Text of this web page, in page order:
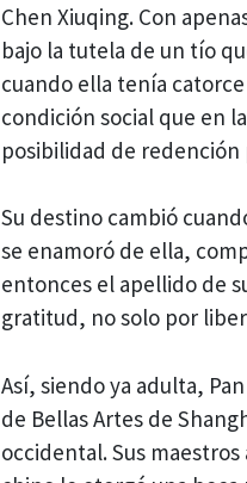
Chen Xiuqing. Con
bajo la tutela de un tío
cuando ella tenía
condición social que en
posibilidad de redención
Su destino cambió
se enamoró de ella,
entonces el apellido de
gratitud, no solo por
Así, siendo ya adulta,
de Bellas Artes de
occidental. Sus